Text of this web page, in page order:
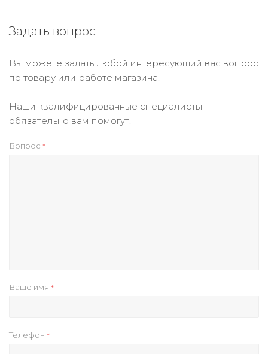
Задать вопрос
Вы можете задать любой интересующий вас вопрос
по товару или работе магазина.
Наши квалифицированные специалисты
обязательно вам помогут.
Вопрос *
Ваше имя *
Телефон *